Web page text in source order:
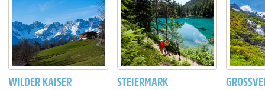
WILDER KAISER STEIERMARK